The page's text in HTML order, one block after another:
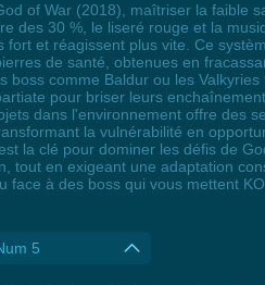
of War (2018), maîtriser la faible
des 30 %, le liseré rouge et la
fort et réagissent plus vite. Ce
de santé, obtenues en
boss comme Baldur ou les
pour briser leurs
dans l'environnement offre des
la vulnérabilité en
la clé pour dominer les défis de
tout en exigeant une adaptation
face à des boss qui vous mettent
5